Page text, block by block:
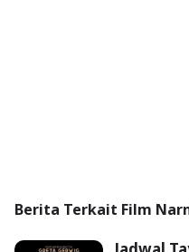
Berita Terkait Film